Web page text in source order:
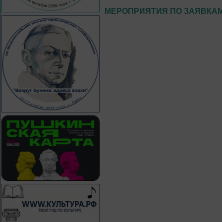
МЕРОПРИЯТИЯ ПО